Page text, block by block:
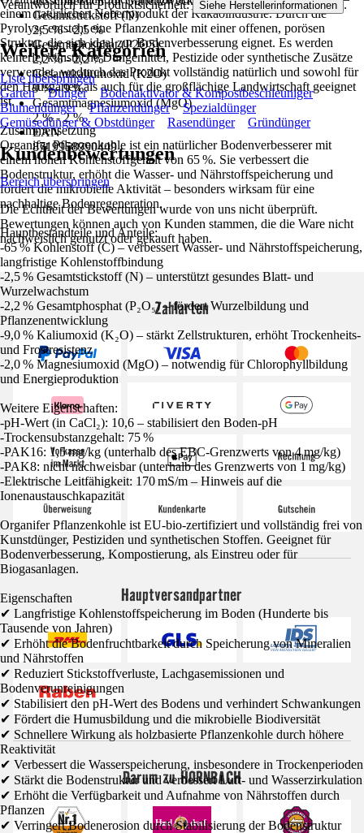
Gesamtstickstoff (N)
2,5 % - 2,5 %
Gesamtphosphat (P2O5)
2,2 % - 2,2 %
Gesamtkaliumoxid (K2O)
9 % - 9 %
Gesamtmagnesiumoxid (MgO)
2 % - 2 %
EAN
8719958990449
einem natürlichen Nebenprodukt der Kakaoindustrie. Durch die
Pyrolyse entsteht eine Pflanzenkohle mit einer offenen, porösen
Struktur, die sich ideal zur Bodenverbesserung eignet. Es werden
keinerlei künstliche Düngemittel, Pestizide oder synthetische Zusätze
verwendet, wodurch das Produkt vollständig natürlich und sowohl für
den Hausgarten als auch für die großflächige Landwirtschaft geeignet
ist.
Zusammensetzung
Organifer Pflanzenkohle ist ein natürlicher Bodenverbesserer mit
einem hohen Kohlenstoffgehalt von 65 %. Sie verbessert die
Bodenstruktur, erhöht die Wasser- und Nährstoffspeicherung und
fördert die mikrobielle Aktivität – besonders wirksam für eine
nachhaltige Bodenregeneration.
Hauptbestandteile und Anteile:
-65 % Kohlenstoff (C) – verbessert Wasser- und Nährstoffspeicherung,
langfristige Kohlenstoffbindung
-2,5 % Gesamtstickstoff (N) – unterstützt gesundes Blatt- und
Wurzelwachstum
-2,2 % Gesamtphosphat (P₂O₅) – fördert Wurzelbildung und
Pflanzenentwicklung
-9,0 % Kaliumoxid (K₂O) – stärkt Zellstrukturen, erhöht Trockenheits-
und Frostresistenz
-2,0 % Magnesiumoxid (MgO) – notwendig für Chlorophyllbildung
und Energieproduktion
Weitere Eigenschaften:
-pH-Wert (in CaCl₂): 10,6 – stabilisiert den Boden-pH
-Trockensubstanzgehalt: 75 %
-PAK16: 1,5 mg/kg (unterhalb des EBC-Grenzwerts von 4 mg/kg)
-PAK8: nicht nachweisbar (unterhalb des Grenzwerts von 1 mg/kg)
-Elektrische Leitfähigkeit: 170 mS/m – Hinweis auf die
Ionenaustauschkapazität
Organifer Pflanzenkohle ist EU-bio-zertifiziert und vollständig frei von
Kunstdünger, Pestiziden und synthetischen Stoffen. Geeignet für
Bodenverbesserung, Kompostierung, als Einstreu oder für
Biogasanlagen.
Eigenschaften
✔ Langfristige Kohlenstoffspeicherung im Boden (Hunderte bis
Tausende von Jahren)
✔ Erhöht die Bodenfruchtbarkeit durch Speicherung von Mineralien
und Nährstoffen
✔ Reduziert Stickstoffverluste, Lachgasemissionen und
Bodenverunreinigungen
✔ Stabilisiert den pH-Wert des Bodens und verhindert Schwankungen
✔ Fördert die Humusbildung und die mikrobielle Biodiversität
✔ Schnellere Wirkung als holzbasierte Pflanzenkohle durch höhere
Reaktivität
✔ Verbessert die Wasserspeicherung, insbesondere in Trockenperioden
✔ Stärkt die Bodenstruktur und verbessert Luft- und Wasserzirkulation
✔ Erhöht die Verfügbarkeit und Aufnahme von Nährstoffen durch
Pflanzen
✔ Verringert Bodenerosion durch Stabilisierung der Bodenstruktur
Verantwortlich für Produktsicherheit: Siehe Herstellerinformationen .
Weitere Kategorien
Liste überspringen
Garten
Dünger
Bodenaktivator & Kompostbeschleuniger
Blumendünger
Pflanzendünger
Spezialdünger
Gemüsedünger & Obstdünger
Rasendünger Gründünger
Kundenbewertungen
Bereich überspringen
Die Echtheit der Bewertungen wurde von uns nicht überprüft.
Bewertungen können auch von Kunden stammen, die die Ware nicht
nachweislich genutzt oder gekauft haben.
Zahlarten
Hauptversandpartner
Darum zu HORNBACH